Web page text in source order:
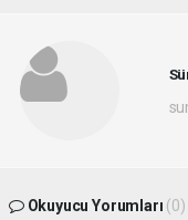
Okuyucu Yorumları (0)